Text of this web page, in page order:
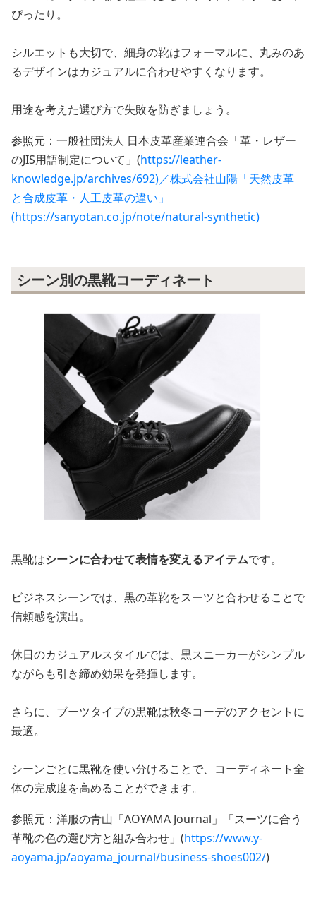
ぴったり。
シルエットも大切で、細身の靴はフォーマルに、丸みのあ
るデザインはカジュアルに合わせやすくなります。
用途を考えた選び方で失敗を防ぎましょう。
参照元：一般社団法人 日本皮革産業連合会「革・レザー
のJIS用語制定について」(https://leather-
knowledge.jp/archives/692)／株式会社山陽「天然皮革
と合成皮革・人工皮革の違い」
(https://sanyotan.co.jp/note/natural-synthetic)
シーン別の黒靴コーディネート
黒靴はシーンに合わせて表情を変えるアイテムです。
ビジネスシーンでは、黒の革靴をスーツと合わせることで
信頼感を演出。
休日のカジュアルスタイルでは、黒スニーカーがシンプル
ながらも引き締め効果を発揮します。
さらに、ブーツタイプの黒靴は秋冬コーデのアクセントに
最適。
シーンごとに黒靴を使い分けることで、コーディネート全
体の完成度を高めることができます。
参照元：洋服の青山「AOYAMA Journal」「スーツに合う
革靴の色の選び方と組み合わせ」(https://www.y-
aoyama.jp/aoyama_journal/business-shoes002/)